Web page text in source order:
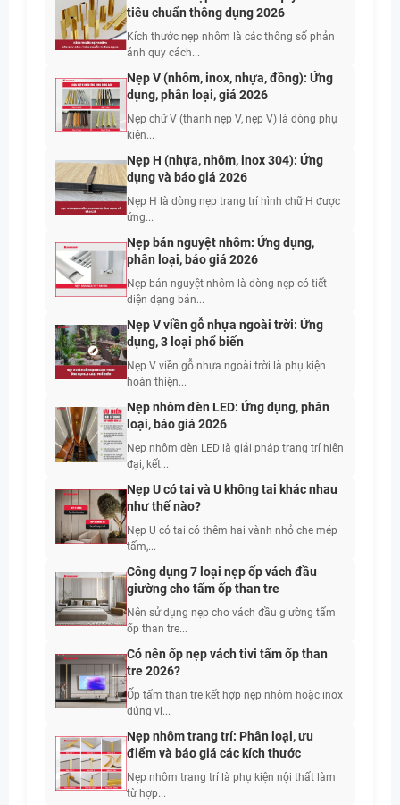
tiêu chuẩn thông dụng 2026
Kích thước nẹp nhôm là các thông số phản
ánh quy cách...
Nẹp V (nhôm, inox, nhựa, đồng): Ứng
dụng, phân loại, giá 2026
Nẹp chữ V (thanh nẹp V, nẹp V) là dòng phụ
kiện...
Nẹp H (nhựa, nhôm, inox 304): Ứng
dụng và báo giá 2026
Nẹp H là dòng nẹp trang trí hình chữ H được
ứng...
Nẹp bán nguyệt nhôm: Ứng dụng,
phân loại, báo giá 2026
Nẹp bán nguyệt nhôm là dòng nẹp có tiết
diện dạng bán...
Nẹp V viền gỗ nhựa ngoài trời: Ứng
dụng, 3 loại phổ biến
Nẹp V viền gỗ nhựa ngoài trời là phụ kiện
hoàn thiện...
Nẹp nhôm đèn LED: Ứng dụng, phân
loại, báo giá 2026
Nẹp nhôm đèn LED là giải pháp trang trí hiện
đại, kết...
Nẹp U có tai và U không tai khác nhau
như thế nào?
Nẹp U có tai có thêm hai vành nhỏ che mép
tấm,...
Công dụng 7 loại nẹp ốp vách đầu
giường cho tấm ốp than tre
Nên sử dụng nẹp cho vách đầu giường tấm
ốp than tre...
Có nên ốp nẹp vách tivi tấm ốp than
tre 2026?
Ốp tấm than tre kết hợp nẹp nhôm hoặc inox
đúng vị...
Nẹp nhôm trang trí: Phân loại, ưu
điểm và báo giá các kích thước
Nẹp nhôm trang trí là phụ kiện nội thất làm
từ hợp...